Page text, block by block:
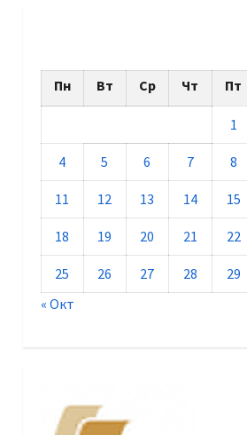
Пн Вт Ср Чт Пт
1
4 5 6 7 8
11 12 13 14 15
18 19 20 21 22
25 26 27 28 29
« Окт